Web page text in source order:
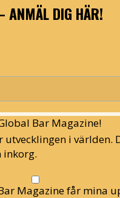
ANMÄL DIG HÄR!
Bar Magazine!
i världen.
Magazine får mina